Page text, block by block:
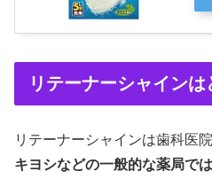
リテーナーシャインは
リテーナーシャインは歯科医
キヨシなどの一般的な薬局で